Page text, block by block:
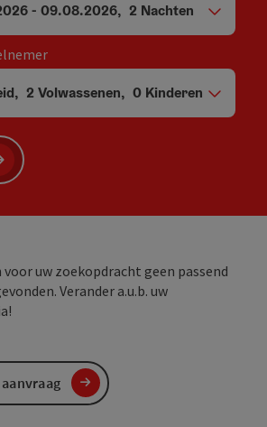
en vertrek
- 09.08.2026, 2 Nachten
en persoonsvelden
, 2 Volwassenen, 0 Kinderen
voor uw zoekopdracht geen passend
Verander a.u.b. uw